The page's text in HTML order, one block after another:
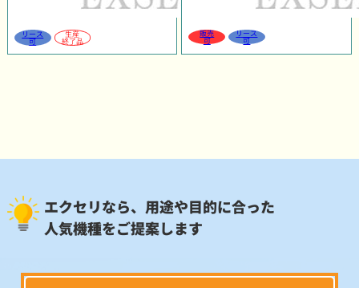
リース
可
生産
終了品
販売
可
リース
可
エクセリなら、用途や目的に合った
人気機種をご提案します